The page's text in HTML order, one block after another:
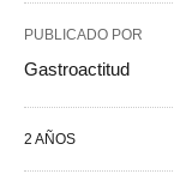
PUBLICADO POR
Gastroactitud
2 AÑOS